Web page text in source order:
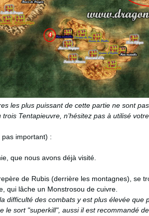
les plus puissant de cette partie ne sont
Tentapieuvre, n’hésitez pas à utilisé
pas important) :
que nous avons déjà visité.
de Rubis (derrière les montagnes), se
qui lâche un Monstrosou de cuivre.
difficulté des combats y est plus élevée
le sort "superkill", aussi il est recommandé